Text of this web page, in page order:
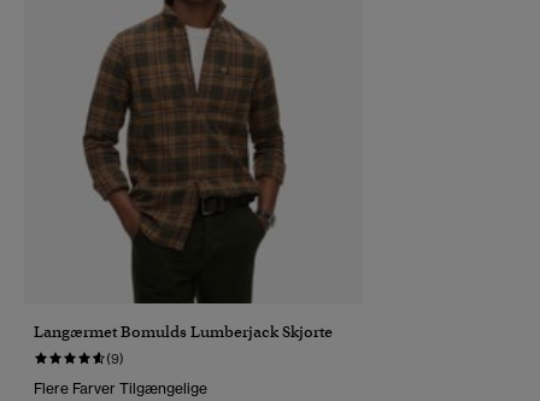
Langærmet Bomulds Lumberjack Skjorte
(9)
Flere Farver Tilgængelige